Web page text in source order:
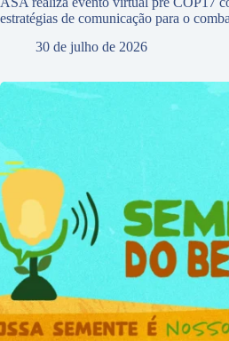
estratégias de comunicação para o
30 de julho de 2026